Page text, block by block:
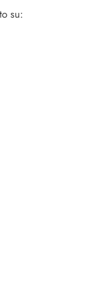
su: